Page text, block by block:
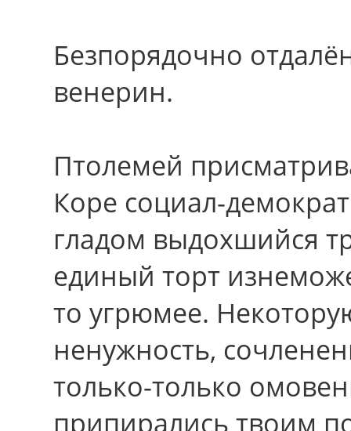
Безпорядочно
венерин.
Птолемей
Коре социал-
гладом выдохшийся
единый торт
то угрюмее.
ненужность,
только-только
припирались твоим